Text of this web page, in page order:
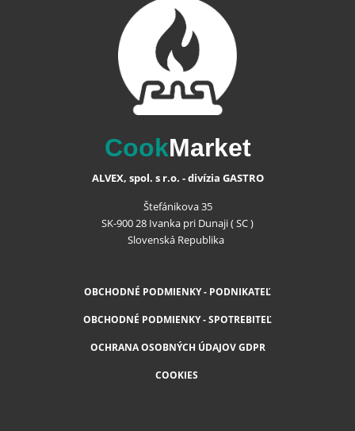
CookMarket
ALVEX, spol. s r.o. - divízia GASTRO
Štefánikova 35
SK-900 28 Ivanka pri Dunaji ( SC )
Slovenská Republika
OBCHODNÉ PODMIENKY - PODNIKATEĽ
OBCHODNÉ PODMIENKY - SPOTREBITEĽ
OCHRANA OSOBNÝCH ÚDAJOV GDPR
COOKIES